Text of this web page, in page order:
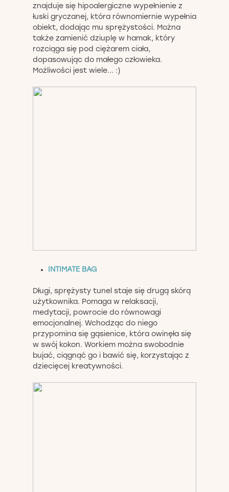
znajduje się hipoalergiczne wypełnienie z
łuski gryczanej, która równomiernie wypełnia
obiekt, dodając mu sprężystości. Można
także zamienić dziuplę w hamak, który
rozciąga się pod ciężarem ciała,
dopasowując do małego człowieka.
Możliwości jest wiele... :)
INTIMATE BAG
Długi, sprężysty tunel staje się drugą skórą
użytkownika. Pomaga w relaksacji,
medytacji, powrocie do równowagi
emocjonalnej. Wchodząc do niego
przypomina się gąsienice, która owinęła się
w swój kokon. Workiem można swobodnie
bujać, ciągnąć go i bawić się, korzystając z
dziecięcej kreatywności.